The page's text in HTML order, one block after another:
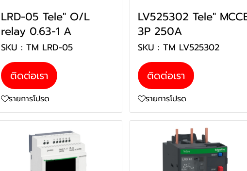
LRD-05 Tele" O/L
relay 0.63-1 A
SKU : TM LRD-05
ติดต่อเรา
รายการโปรด
LV525302 Tele"
3P 250A
SKU : TM LV525302
ติดต่อเรา
รายการโปรด